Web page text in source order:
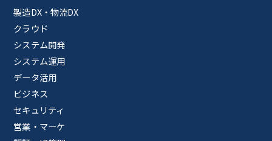
製造DX・物流DX
クラウド
システム開発
システム運用
データ活用
ビジネス
セキュリティ
営業・マーケ